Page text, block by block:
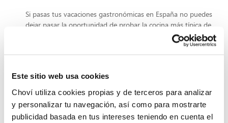
Este sitio web usa cookies
Choví utiliza cookies propias y de terceros para analizar
y personalizar tu navegación, así como para mostrarte
publicidad basada en tus intereses teniendo en cuenta el
Si pasas tus vacaciones gastronómicas en España no puedes
dejar pasar la oportunidad de probar la cocina más típica de
los climas secos del interior del país. En estas regiones
podemos encontrar una variedad de platos increíbles.El
queso y los gazpachos de tortitas de Castilla-La Mancha, el
también puedes comerte un auténtico
o hacer una ruta de tapeo por Madrid. Entre estas regiones
del interior puedes darte un verdadero homenaje de
ibéricos y jamón curado, probar un plato tan típico como las